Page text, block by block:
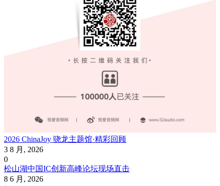
2026 ChinaJoy 骁龙主题馆·精彩回顾
3 8 月, 2026
0
松山湖中国IC创新高峰论坛现场直击
8 6 月, 2026